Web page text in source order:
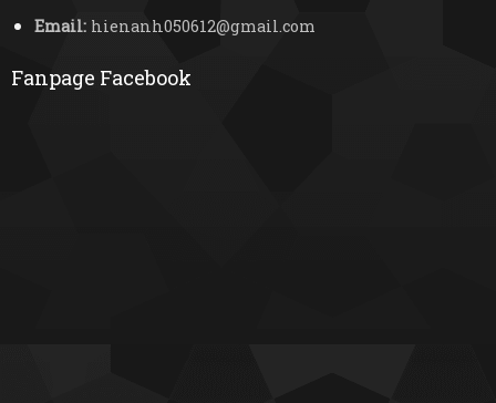
Email:hienanh050612@gmail.com
Fanpage Facebook